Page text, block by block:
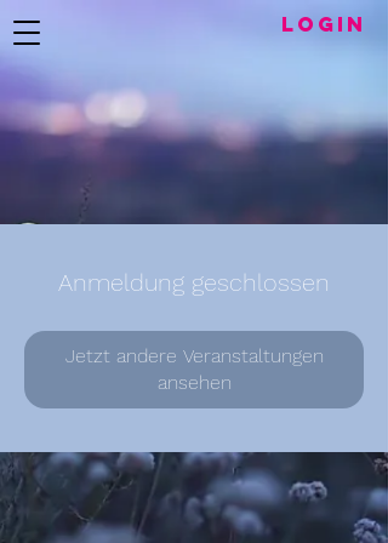
LogIN
Anmeldung geschlossen
Jetzt andere Veranstaltungen
ansehen